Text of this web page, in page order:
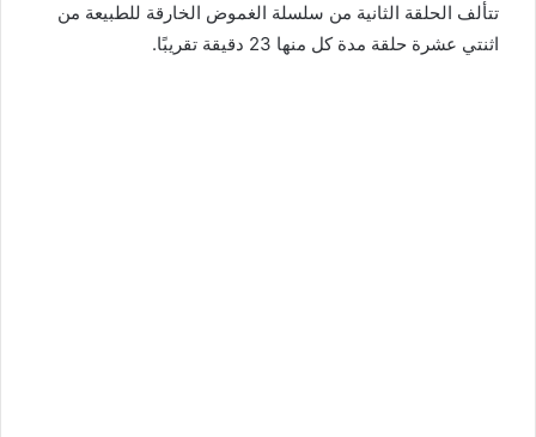
تتألف الحلقة الثانية من سلسلة الغموض الخارقة للطبيعة من
اثنتي عشرة حلقة مدة كل منها 23 دقيقة تقريبًا.